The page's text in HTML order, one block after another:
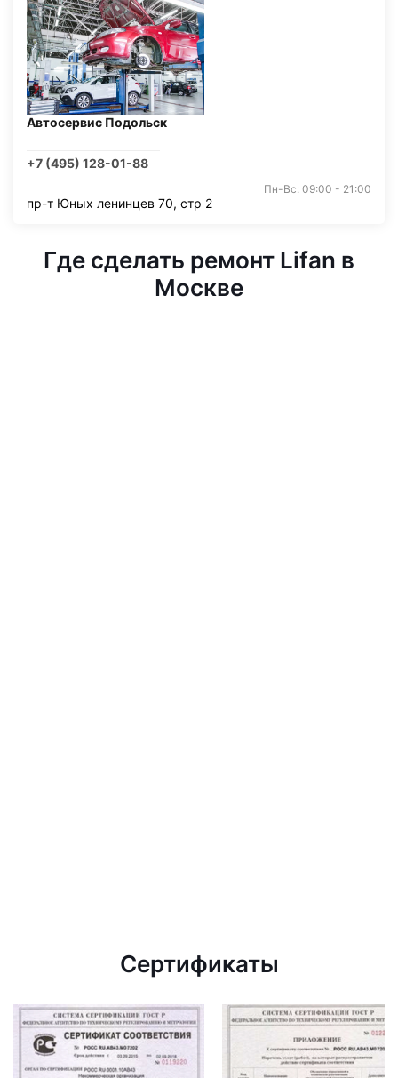
Автосервис Подольск
+7 (495) 128-01-88
Пн-Вс: 09:00 - 21:00
пр-т Юных ленинцев 70, стр 2
Где сделать ремонт Lifan в
Москве
Сертификаты